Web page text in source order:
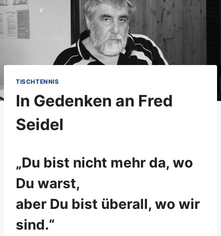
TISCHTENNIS
In Gedenken an Fred
Seidel
„Du bist nicht mehr da, wo
Du warst,
aber Du bist überall, wo wir
sind.“